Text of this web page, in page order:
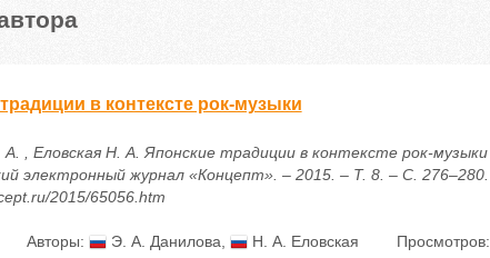
в контексте рок-музыки
, Еловская Н. А. Японские традиции в контексте рок-
электронный журнал «Концепт». – 2015. – Т. 8. – С.
2015/65056.htm
Авторы: Э. А. Данилова Н. А. Еловская